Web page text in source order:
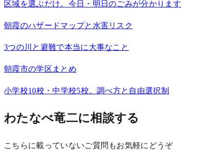
区域を選ぶだけ。今日・明日のごみが分かります
朝霞のハザードマップと水害リスク
3つの川と避難で本当に大事なこと
朝霞市の学区まとめ
小学校10校・中学校5校。調べ方と自由選択制
わたなべ竜二に相談する
こちらに載っていないご質問もお気軽にどうぞ